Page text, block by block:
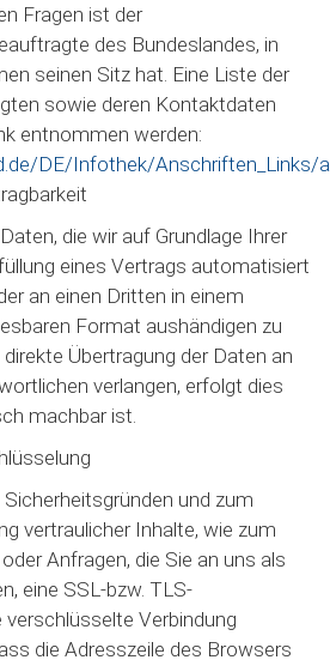
Fragen ist der
des Bundeslandes, in
seinen Sitz hat. Eine Liste der
sowie deren Kontaktdaten
entnommen werden:
DE/Infothek/Anschriften_Links/
die wir auf Grundlage Ihrer
eines Vertrags automatisiert
an einen Dritten in einem
Format aushändigen zu
Übertragung der Daten an
verlangen, erfolgt dies
machbar ist.
und zum
vertraulicher Inhalte, wie zum
Anfragen, die Sie an uns als
eine SSL-bzw. TLS-
verschlüsselte Verbindung
die Adresszeile des Browsers